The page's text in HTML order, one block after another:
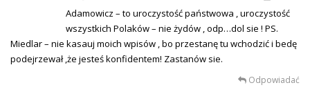
Adamowicz – to uroczystość państwowa , uroczystość
wszystkich Polaków – nie żydów , odp…dol sie ! PS.
Miedlar – nie kasauj moich wpisów , bo przestanę tu wchodzić i bedę
podejrzewał ,że jesteś konfidentem! Zastanów sie.
Odpowiadać